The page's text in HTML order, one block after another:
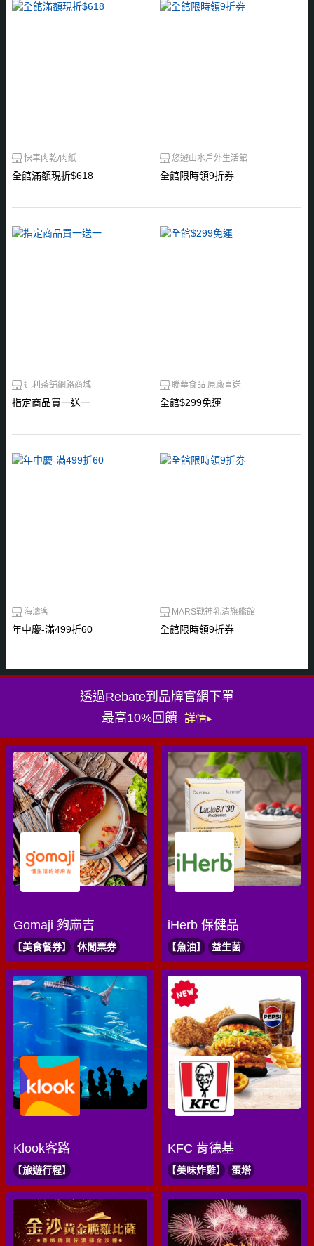
全館滿額現折$618
快車肉乾/肉紙
全館限時領9折券
悠遊山水戶外生活館
指定商品買一送一
辻利茶舗網路商城
全館$299免運
聯華食品 原廠直送
年中慶-滿499折60
海濤客
全館限時領9折券
MARS戰神乳清旗艦館
透過Rebate到品牌官網下單
最高10%回饋 詳情▸
Gomaji 夠麻吉
美食餐券 休閒票券
iHerb 保健品
魚油 益生菌
Klook客路
旅遊行程
KFC 肯德基
美味炸雞 蛋塔